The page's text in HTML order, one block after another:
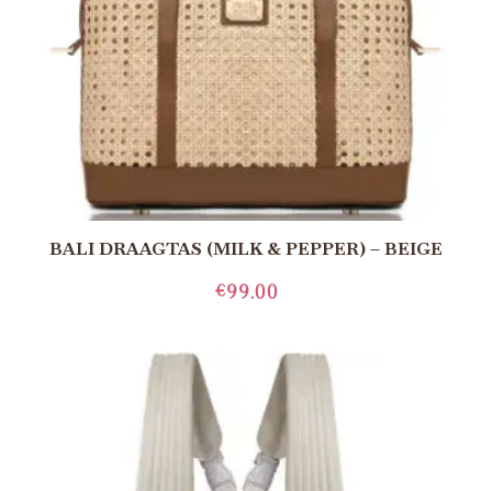
BALI DRAAGTAS (MILK & PEPPER) – BEIGE
€99.00